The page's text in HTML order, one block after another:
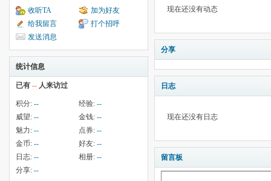
收听TA
加为好友
给我留言
打个招呼
发送消息
统计信息
已有 -- 人来访过
积分: -- 经验: --
威望: -- 金钱: --
魅力: -- 点券: --
金币: -- 好友: --
日志: -- 相册: --
分享: --
现在还没有动态
分享
日志
现在还没有日志
留言板